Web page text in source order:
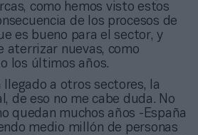
como hemos visto estos
de los procesos de
es bueno para el sector, y
aterrizar nuevas, como
los últimos años.
llegado a otros sectores, la
de eso no me cabe duda. No
quedan muchos años -España
medio millón de personas